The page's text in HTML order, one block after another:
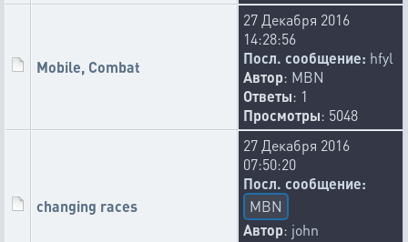
Mobile, Combat
27 Декабря 2016
14:28:56
Посл. сообщение: hfyl
Автор: MBN
Ответы: 1
Просмотры: 5048
changing races
27 Декабря 2016
07:50:20
Посл. сообщение:
MBN
Автор: john